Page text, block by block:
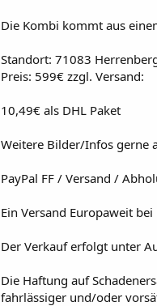
Die Kombi kommt aus
Standort: 71083
Preis: 599€ zzgl. Versand:
10,49€ als DHL Paket
Weitere Bilder/Infos gerne
PayPal FF / Versand /
Ein Versand Europaweit
Der Verkauf erfolgt unter
Die Haftung auf
fahrlässiger und/oder